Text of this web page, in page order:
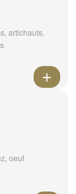
artichauts,
oeuf